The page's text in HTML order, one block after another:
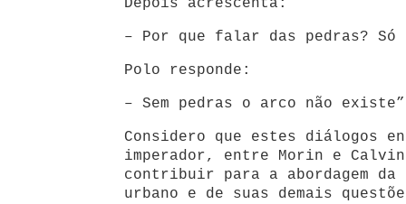
Depois acrescenta:
– Por que falar das pedras?
Polo responde:
– Sem pedras o arco não
Considero que estes diálogos
imperador, entre Morin e
contribuir para a abordagem da
urbano e de suas demais